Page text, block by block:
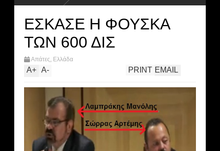
ΕΣΚΑΣΕ Η ΦΟΥΣΚΑ
ΤΩΝ 600 ΔΙΣ
Απάτες, Ελλάδα
A+ A- EMAIL
PRINT